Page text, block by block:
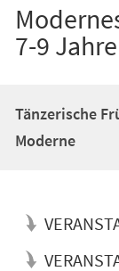
7-9
Tänzerische
Moderne